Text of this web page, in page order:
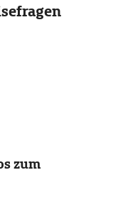
zum